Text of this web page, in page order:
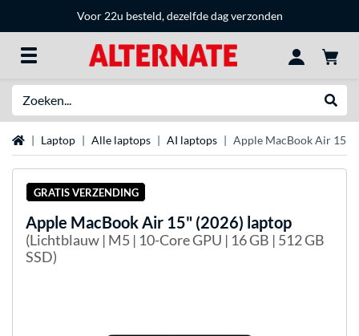
Voor 22u besteld, dezelfde dag verzonden
Home Laptop Alle laptops AI laptops Apple MacBook Air 15"
GRATIS VERZENDING
Apple MacBook Air 15" (2026) laptop
(Lichtblauw | M5 | 10-Core GPU | 16 GB | 512 GB
SSD)